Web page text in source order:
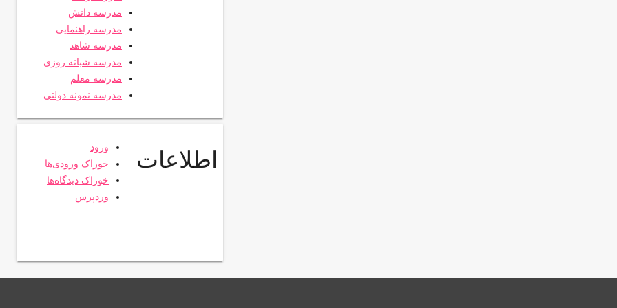
مدرسه دانش
مدرسه راهنمایی
مدرسه شاهد
مدرسه شبانه روزی
مدرسه معلم
مدرسه نمونه دولتی
اطلاعات
ورود
خوراک ورودی‌ها
خوراک دیدگاه‌ها
وردپرس